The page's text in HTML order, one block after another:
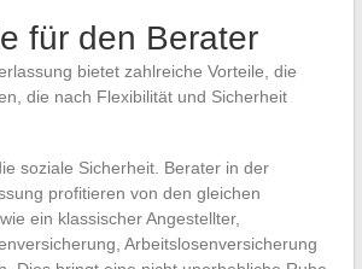
für den Berater
bietet zahlreiche Vorteile, die
die nach Flexibilität und Sicherheit
soziale Sicherheit. Berater in der
profitieren von den gleichen
ein klassischer Angestellter,
Arbeitslosenversicherung